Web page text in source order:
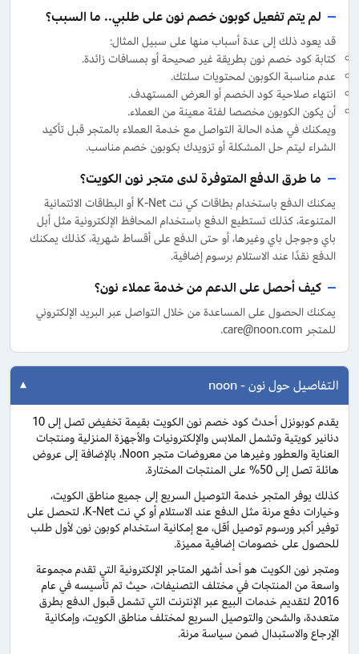
لم يتم تفعيل كوبون خصم نون على طلبي.. ما السبب؟
قد يعود ذلك إلى عدة أسباب منها على سبيل المثال:
كتابة كود خصم نون بطريقة غير صحيحة أو بمسافات زائدة.
عدم مناسبة الكوبون لمحتويات سلتك.
انتهاء صلاحية كود الخصم أو العرض المستهدف.
أن يكون الكوبون مخصصا لفئة معينة من العملاء.
ويمكنك في هذه الحالة التواصل مع خدمة العملاء بالمتجر قبل تأكيد
الشراء ليتم حل المشكلة أو تزويدك بكوبون خصم مناسب.
ما طرق الدفع المتوفرة لدى متجر نون الكويت؟
يمكنك الدفع باستخدام بطاقات كي نت K-Net أو البطاقات الائتمانية
المتنوعة، كذلك تستطيع الدفع باستخدام المحافظ الإلكترونية مثل أبل
باي وجوجل باي وغيرها، أو حتى الدفع على أقساط شهرية، كذلك يمكنك
الدفع نقدًا عند الاستلام برسوم إضافية.
كيف أحصل على الدعم من خدمة عملاء نون؟
يمكنك الحصول على المساعدة من خلال التواصل عبر البريد الإلكتروني
للمتجر care@noon.com.
التفاصيل حول نون - noon
يقدم كوبونزل أحدث كود خصم نون الكويت بقيمة تخفيض تصل إلى 10
دنانير كويتية وتشمل الملابس والإلكترونيات والأجهزة المنزلية ومنتجات
العناية والعطور وغيرها من معروضات متجر Noon، بالإضافة إلى عروض
هائلة تصل إلى 50% على المنتجات المختارة.
كذلك يوفر المتجر خدمة التوصيل السريع إلى جميع مناطق الكويت،
وخيارات دفع مرنة مثل الدفع عند الاستلام أو كي نت K-Net، لتحصل على
توفير أكبر ورسوم توصيل أقل، مع إمكانية استخدام كوبون نون لأول طلب
للحصول على خصومات إضافية مميزة.
ومتجر نون الكويت هو أحد أشهر المتاجر الإلكترونية التي تقدم مجموعة
واسعة من المنتجات في مختلف التصنيفات، حيث تم تأسيسه في عام
2016 لتقديم خدمات البيع عبر الإنترنت التي تشمل قبول الدفع بطرق
متعددة، والشحن والتوصيل السريع لمختلف مناطق الكويت، وإمكانية
الإرجاع والاستبدال ضمن سياسة مرنة.